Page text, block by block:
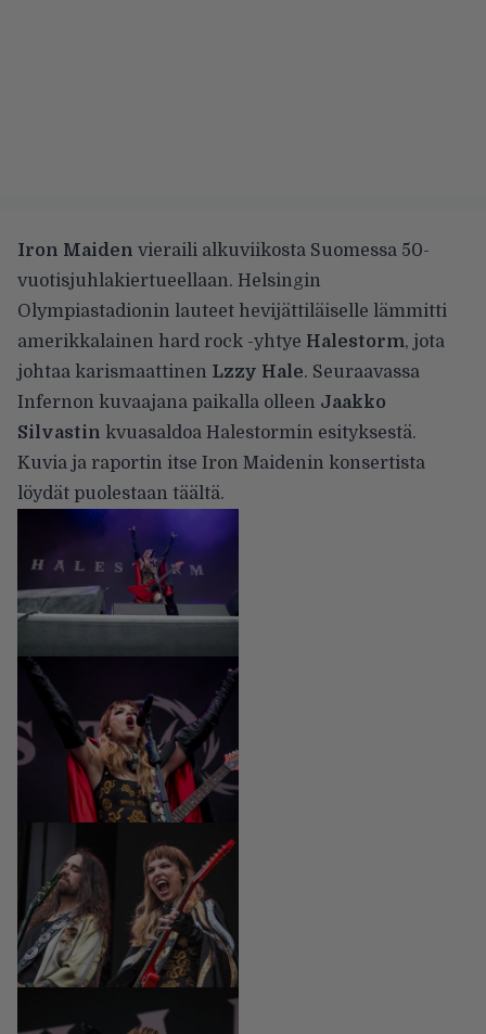
Iron Maiden vieraili alkuviikosta Suomessa 50-
vuotisjuhlakiertueellaan. Helsingin
Olympiastadionin lauteet hevijättiläiselle lämmitti
amerikkalainen hard rock -yhtye Halestorm, jota
johtaa karismaattinen Lzzy Hale. Seuraavassa
Infernon kuvaajana paikalla olleen Jaakko
Silvastin kvuasaldoa Halestormin esityksestä.
Kuvia ja raportin itse Iron Maidenin konsertista
löydät puolestaan täältä.